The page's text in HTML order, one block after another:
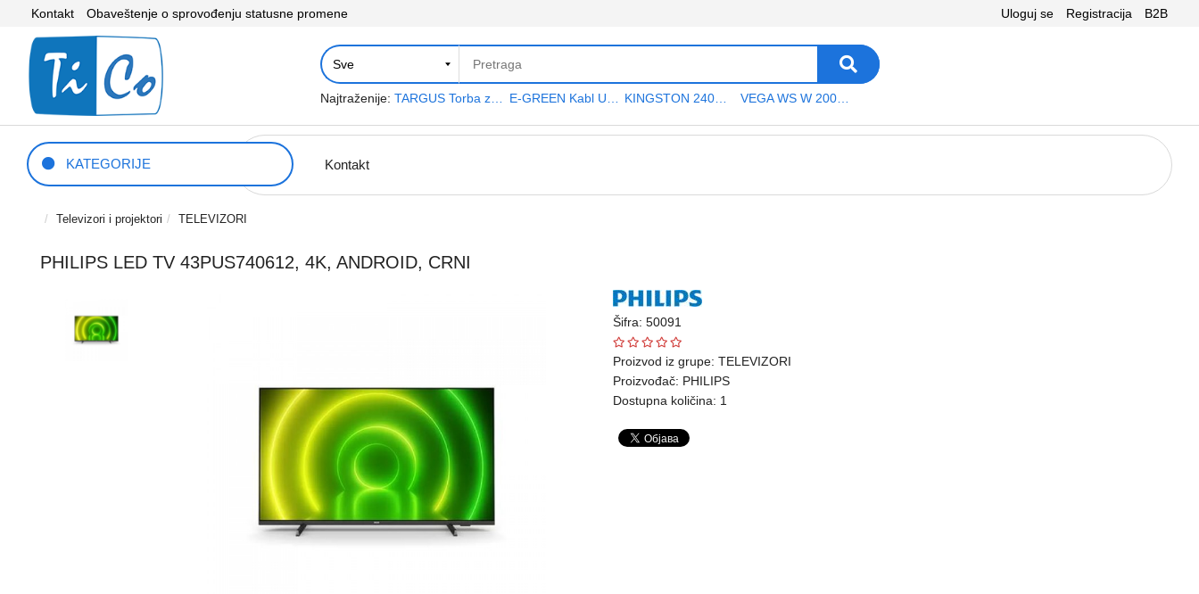
Kontakt Obaveštenje o sprovođenju statusne promene Uloguj se Registracija B2B
Najtraženije: TARGUS Torba za notebook 15.6" TAR300 VEGA WS W 200 platno
KATEGORIJE Kontakt
Televizori i projektori TELEVIZORI
PHILIPS LED TV 43PUS740612, 4K, ANDROID, CRNI
Šifra: 50091
Proizvod iz grupe: TELEVIZORI
Proizvođač: PHILIPS
Dostupna količina: 1